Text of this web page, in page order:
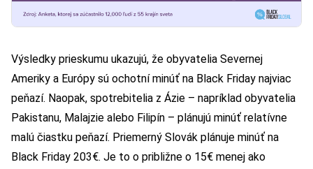
Výsledky prieskumu ukazujú, že obyvatelia Severnej
Ameriky a Európy sú ochotní minúť na Black Friday najviac
peňazí. Naopak, spotrebitelia z Ázie – napríklad obyvatelia
Pakistanu, Malajzie alebo Filipín – plánujú minúť relatívne
malú čiastku peňazí. Priemerný Slovák plánuje minúť na
Black Friday 203€. Je to o približne o 15€ menej ako